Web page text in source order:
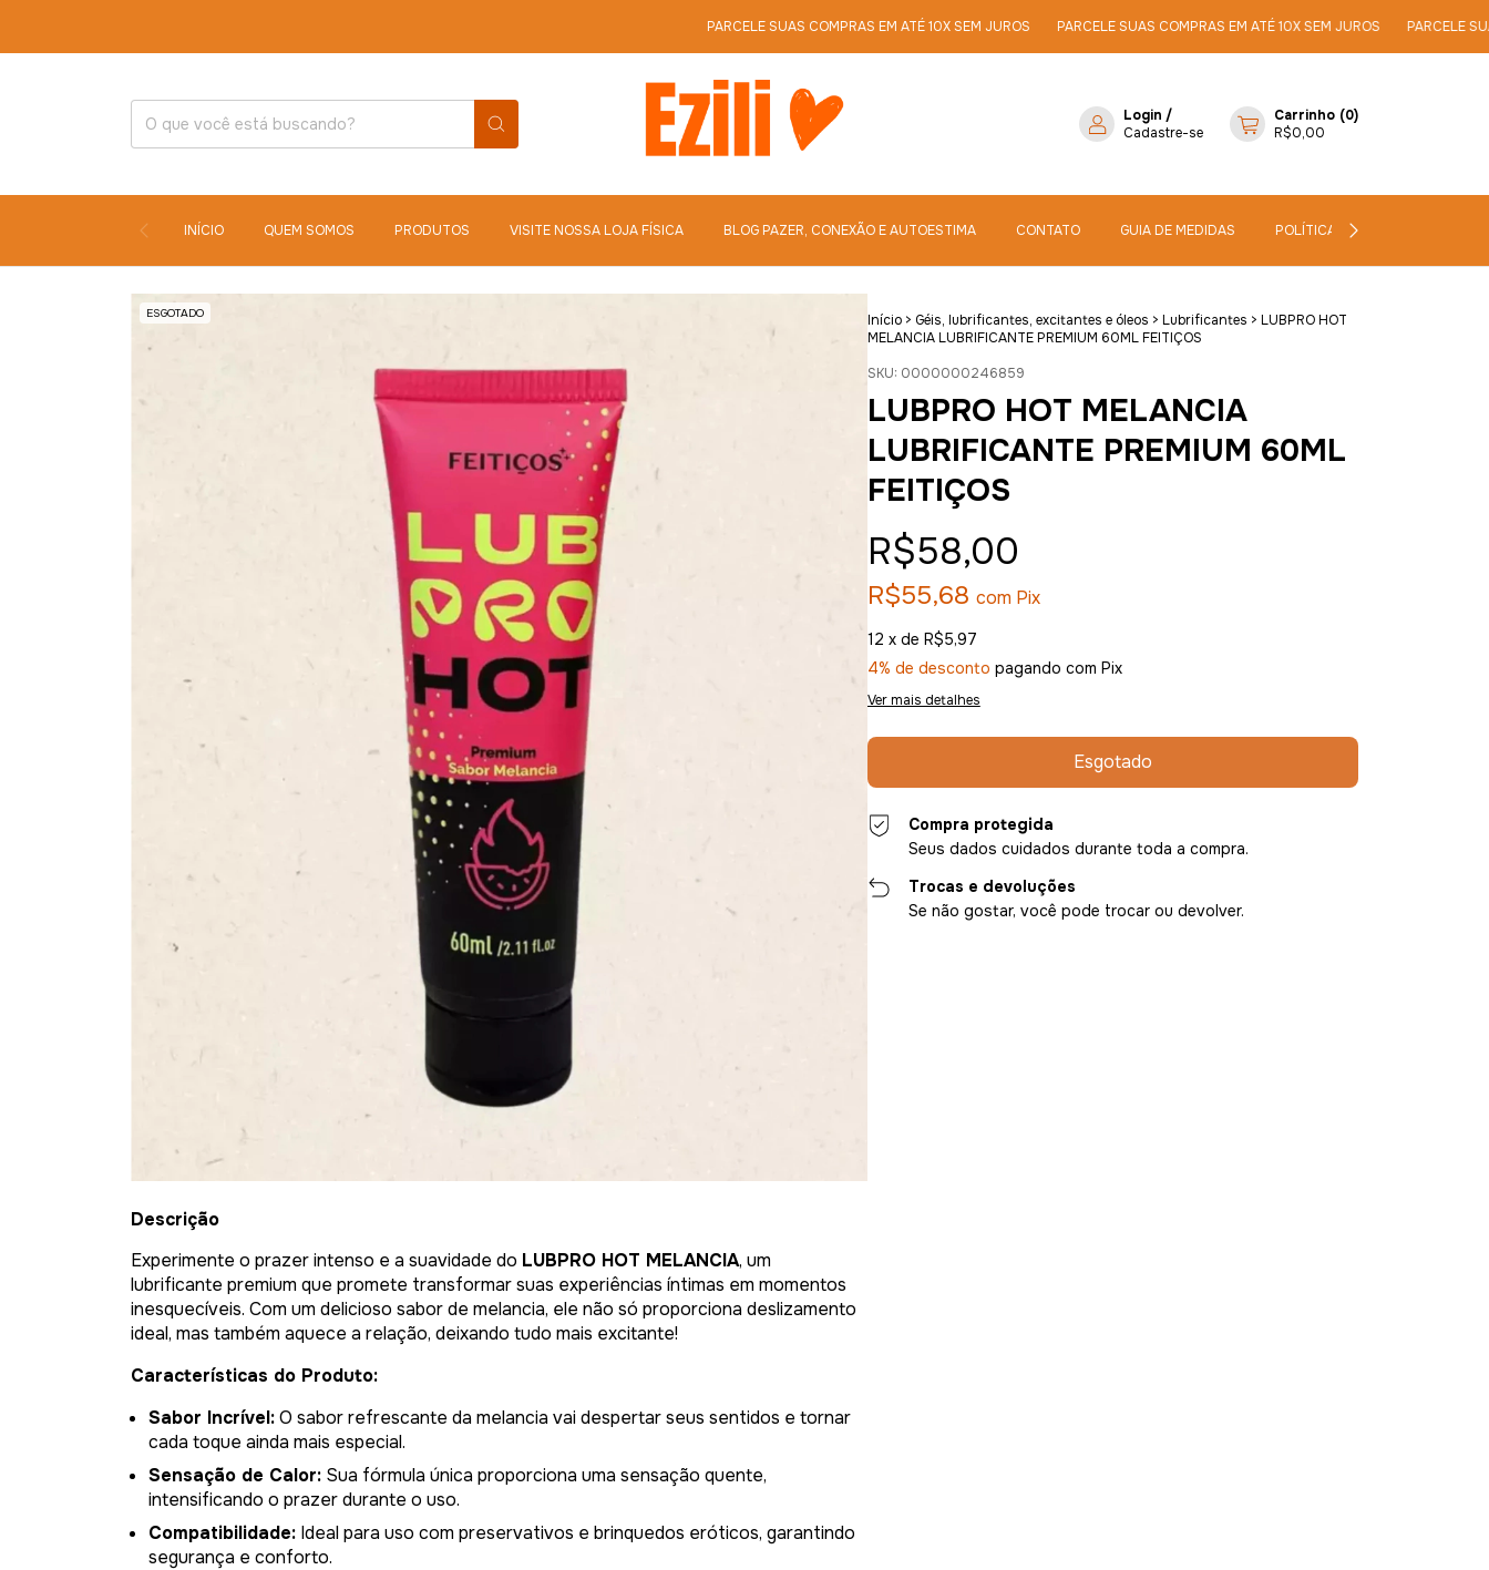
PARCELE SUAS COMPRAS EM ATÉ 10X SEM JUROS PARCELE SUAS COMPRAS EM ATÉ 10X SEM JUROS PARCELE SUAS COMPRAS
Login /
Cadastre-se
Carrinho (0)
R$0,00
INÍCIO QUEM SOMOS PRODUTOS VISITE NOSSA LOJA FÍSICA BLOG PAZER, CONEXÃO E AUTOESTIMA CONTATO GUIA DE MEDIDAS POLÍTICA DE PRIVACIDADE
ESGOTADO Início > Géis, lubrificantes, excitantes e óleos > Lubrificantes > LUBPRO HOT
MELANCIA LUBRIFICANTE PREMIUM 60ML FEITIÇOS
SKU: 0000000246859
LUBPRO HOT MELANCIA
LUBRIFICANTE PREMIUM 60ML
FEITIÇOS
R$58,00
R$55,68 com Pix
12 x de R$5,97
4% de desconto pagando com Pix
Ver mais detalhes
Compra protegida
Seus dados cuidados durante toda a compra.
Trocas e devoluções
Se não gostar, você pode trocar ou devolver.
Descrição
Experimente o prazer intenso e a suavidade do LUBPRO HOT MELANCIA, um
lubrificante premium que promete transformar suas experiências íntimas em momentos
inesquecíveis. Com um delicioso sabor de melancia, ele não só proporciona deslizamento
ideal, mas também aquece a relação, deixando tudo mais excitante!
Características do Produto:
Sabor Incrível:O sabor refrescante da melancia vai despertar seus sentidos e tornar
cada toque ainda mais especial.
Sensação de Calor: Sua fórmula única proporciona uma sensação quente,
intensificando o prazer durante o uso.
Compatibilidade: Ideal para uso com preservativos e brinquedos eróticos, garantindo
segurança e conforto.